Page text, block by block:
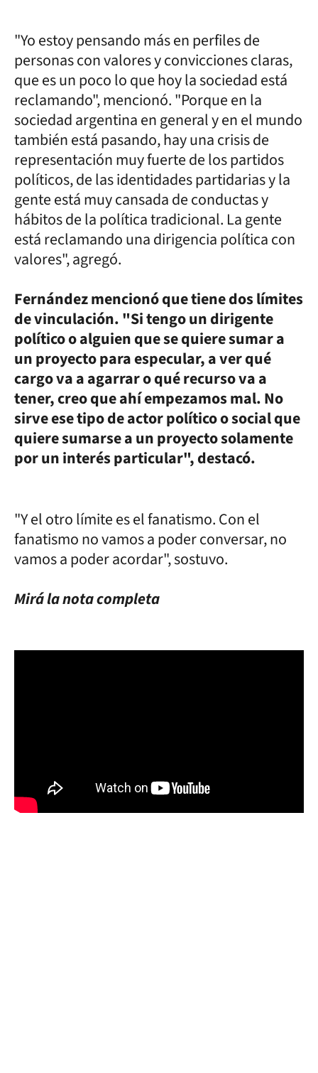
"Yo estoy pensando más en perfiles de
personas con valores y convicciones claras,
que es un poco lo que hoy la sociedad está
reclamando", mencionó. "Porque en la
sociedad argentina en general y en el mundo
también está pasando, hay una crisis de
representación muy fuerte de los partidos
políticos, de las identidades partidarias y la
gente está muy cansada de conductas y
hábitos de la política tradicional. La gente
está reclamando una dirigencia política con
valores", agregó.
Fernández mencionó que tiene dos límites
de vinculación. "Si tengo un dirigente
político o alguien que se quiere sumar a
un proyecto para especular, a ver qué
cargo va a agarrar o qué recurso va a
tener, creo que ahí empezamos mal. No
sirve ese tipo de actor político o social que
quiere sumarse a un proyecto solamente
por un interés particular", destacó.
"Y el otro límite es el fanatismo. Con el
fanatismo no vamos a poder conversar, no
vamos a poder acordar", sostuvo.
Mirá la nota completa